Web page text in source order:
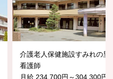
介護老人保健施設すみれの里
看護師
月給 234,700円～304,300円